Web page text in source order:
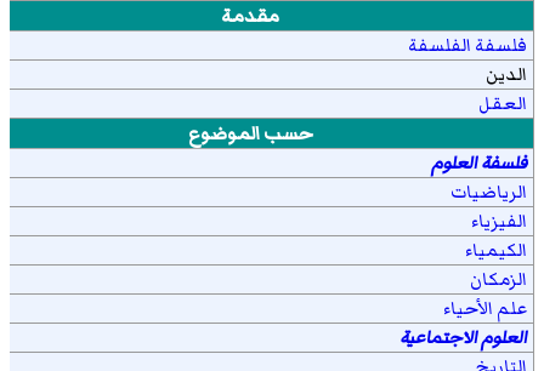
مقدمة
فلسفة الفلسفة
الدين
العقل
حسب الموضوع
فلسفة العلوم
الرياضيات
الفيزياء
الكيمياء
الزمكان
علم الأحياء
العلوم الاجتماعية